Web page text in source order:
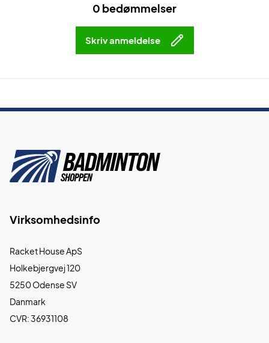
0 bedømmelser
Skriv anmeldelse
Virksomhedsinfo
Racket House ApS
Holkebjergvej 120
5250 Odense SV
Danmark
CVR: 36931108